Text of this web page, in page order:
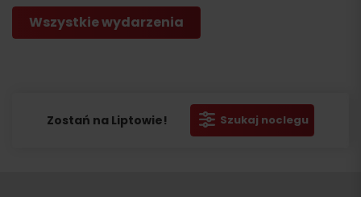
Wszystkie wydarzenia
Zostań na Liptowie! Szukaj noclegu